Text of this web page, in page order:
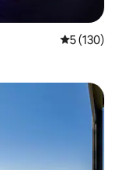
Évaluation
5 (130)